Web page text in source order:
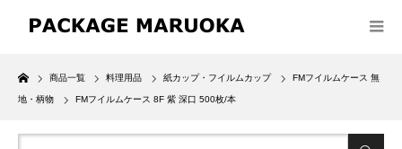
Home
商品一覧 料理用品 紙カップ・フイルムカップ FMフイルムケース 無
地・柄物 FMフイルムケース 8F 紫 深口 500枚/本